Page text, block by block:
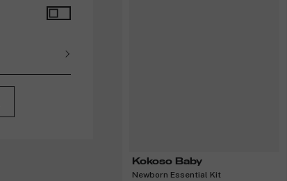
Kokoso Baby
Newborn Essential Kit